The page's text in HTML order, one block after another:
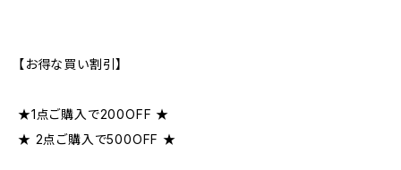
【お得な買い割引】
★1点ご購入で200OFF ★
★ 2点ご購入で500OFF ★